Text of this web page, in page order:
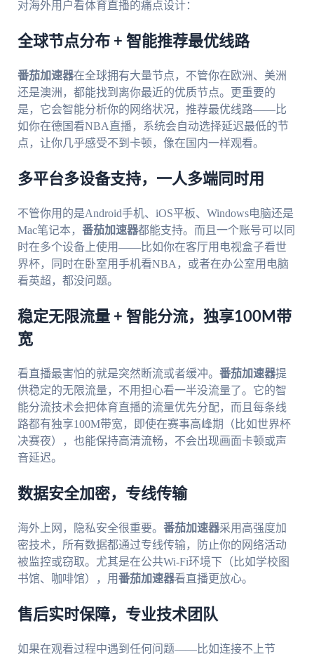
对海外用户看体育直播的痛点设计：
全球节点分布 + 智能推荐最优线路
番茄加速器在全球拥有大量节点，不管你在欧洲、美洲
还是澳洲，都能找到离你最近的优质节点。更重要的
是，它会智能分析你的网络状况，推荐最优线路——比
如你在德国看NBA直播，系统会自动选择延迟最低的节
点，让你几乎感受不到卡顿，像在国内一样观看。
多平台多设备支持，一人多端同时用
不管你用的是Android手机、iOS平板、Windows电脑还是
Mac笔记本， 番茄加速器都能支持。而且一个账号可以同
时在多个设备上使用——比如你在客厅用电视盒子看世
界杯，同时在卧室用手机看NBA，或者在办公室用电脑
看英超，都没问题。
稳定无限流量 + 智能分流，独享100M带
宽
看直播最害怕的就是突然断流或者缓冲。 番茄加速器提
供稳定的无限流量，不用担心看一半没流量了。它的智
能分流技术会把体育直播的流量优先分配，而且每条线
路都有独享100M带宽，即使在赛事高峰期（比如世界杯
决赛夜），也能保持高清流畅，不会出现画面卡顿或声
音延迟。
数据安全加密，专线传输
海外上网，隐私安全很重要。 番茄加速器采用高强度加
密技术，所有数据都通过专线传输，防止你的网络活动
被监控或窃取。尤其是在公共Wi-Fi环境下（比如学校图
书馆、咖啡馆），用番茄加速器看直播更放心。
售后实时保障，专业技术团队
如果在观看过程中遇到任何问题——比如连接不上节